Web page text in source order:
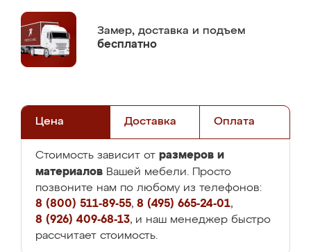
Замер, доставка и подъем
бесплатно
Цена Доставка Оплата
Стоимость зависит от размеров и
материалов Вашей мебели. Просто
позвоните нам по любому из телефонов:
8 (800) 511-89-55, 8 (495) 665-24-01,
8 (926) 409-68-13, и наш менеджер быстро
рассчитает стоимость.